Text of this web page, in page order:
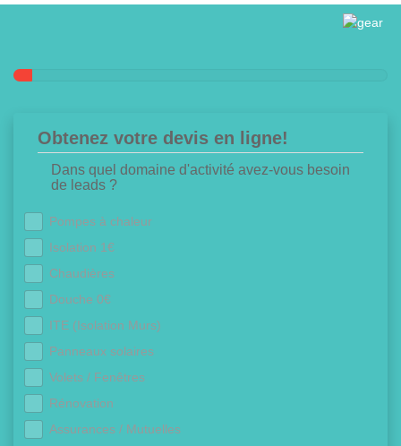
Obtenez votre devis en ligne!
Dans quel domaine d'activité avez-vous besoin
de leads ?
Pompes à chaleur
Isolation 1€
Chaudières
Douche 0€
ITE (Isolation Murs)
Panneaux solaires
Volets / Fenêtres
Rénovation
Assurances / Mutuelles